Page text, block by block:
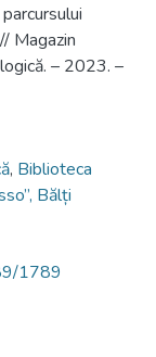
Magazin
– 2023. –
, Biblioteca
Bălți
1789